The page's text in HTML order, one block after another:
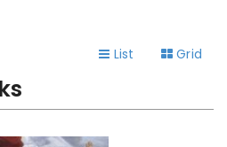
List Grid